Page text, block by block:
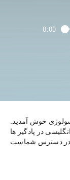
0:00
سکسولوژی خوش آمدید.
در پادگیر ها